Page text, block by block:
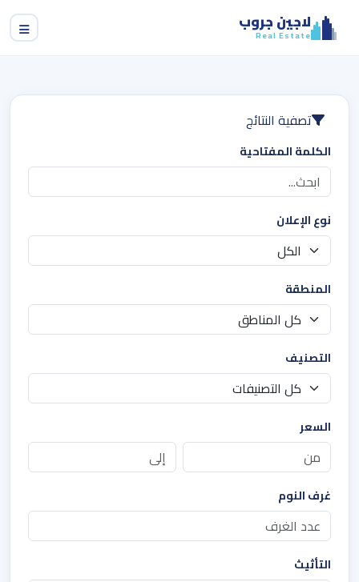
لاجين جروب
Real Estate
تصفية النتائج
الكلمة المفتاحية
نوع الإعلان
المنطقة
التصنيف
السعر
غرف النوم
التأثيث